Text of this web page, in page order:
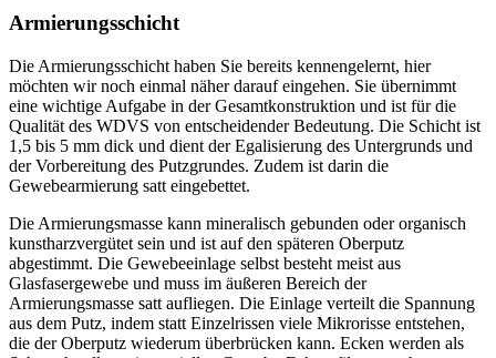
Armierungsschicht
Die Armierungsschicht haben Sie bereits kennengelernt, hier
möchten wir noch einmal näher darauf eingehen. Sie übernimmt
eine wichtige Aufgabe in der Gesamtkonstruktion und ist für die
Qualität des WDVS von entscheidender Bedeutung. Die Schicht ist
1,5 bis 5 mm dick und dient der Egalisierung des Untergrunds und
der Vorbereitung des Putzgrundes. Zudem ist darin die
Gewebearmierung satt eingebettet.
Die Armierungsmasse kann mineralisch gebunden oder organisch
kunstharzvergütet sein und ist auf den späteren Oberputz
abgestimmt. Die Gewebeeinlage selbst besteht meist aus
Glasfasergewebe und muss im äußeren Bereich der
Armierungsmasse satt aufliegen. Die Einlage verteilt die Spannung
aus dem Putz, indem statt Einzelrissen viele Mikrorisse entstehen,
die der Oberputz wiederum überbrücken kann. Ecken werden als